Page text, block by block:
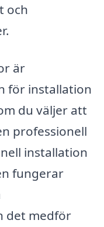
och
är
för installation
du väljer att
professionell
installation
fungerar
det medför